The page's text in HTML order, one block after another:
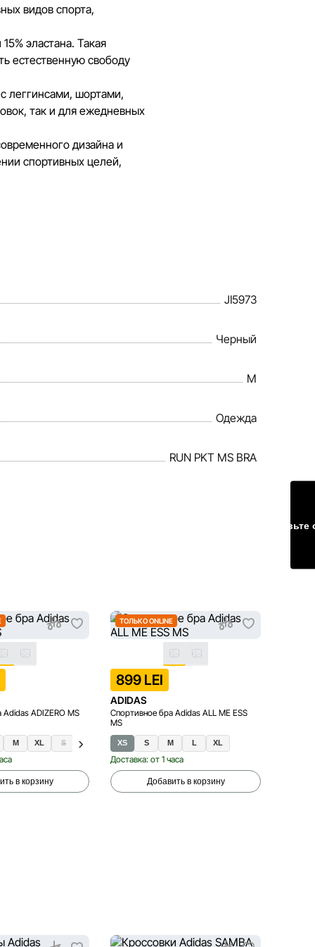
ошибки в кратчайшие
видов спорта,
эластана. Такая
естественную свободу
леггинсами, шортами,
так и для ежедневных
дизайна и
спортивных целей,
JI5973
Черный
M
Одежда
RUN PKT MS BRA
ADIZERO MS
M XL S
в корзину
ТОЛЬКО ONLINE
899 LEI
ADIDAS
Спортивное бра Adidas ALL ME ESS
MS
XS S M L XL
Доставка: от 1 часа
Добавить в корзину
Оставьте